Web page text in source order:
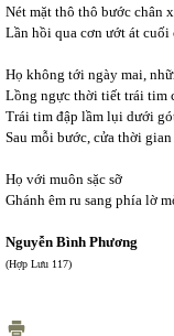
Nét mặt thô thô bước chân
Lần hồi qua cơn ướt át cuối
Họ không tới ngày mai,
Lồng ngực thời tiết trái tim
Trái tim đập lầm lụi dưới
Sau mỗi bước, cửa thời
Họ với muôn sặc sỡ
Ghánh êm ru sang phía lờ
Nguyễn Bình Phương
(Hợp Lưu 117)